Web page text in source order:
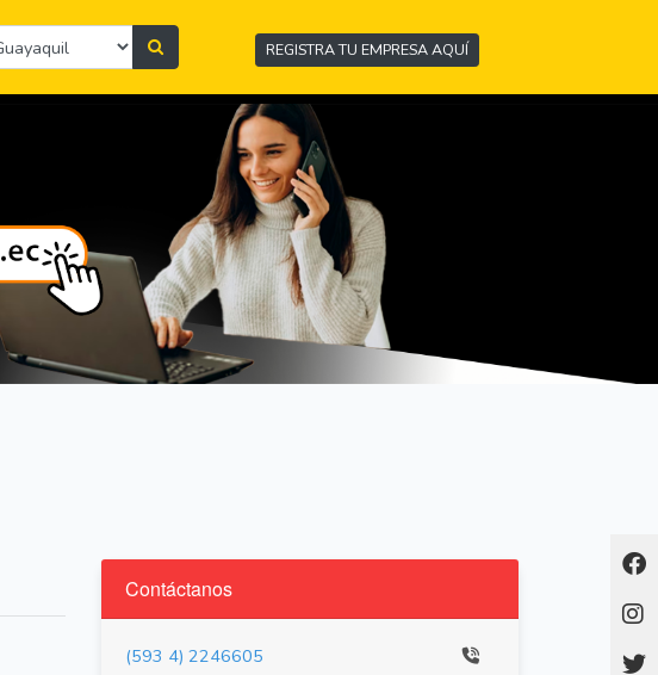
REGISTRA TU EMPRESA AQUÍ
Contáctanos
(593 4) 2246605